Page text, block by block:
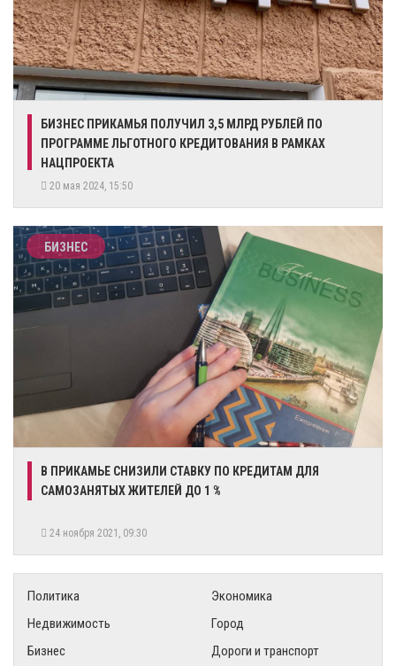
БИЗНЕС ПРИКАМЬЯ ПОЛУЧИЛ 3,5 МЛРД РУБЛЕЙ ПО
ПРОГРАММЕ ЛЬГОТНОГО КРЕДИТОВАНИЯ В РАМКАХ
НАЦПРОЕКТА
20 мая 2024, 15:50
БИЗНЕС
В ПРИКАМЬЕ СНИЗИЛИ СТАВКУ ПО КРЕДИТАМ ДЛЯ
САМОЗАНЯТЫХ ЖИТЕЛЕЙ ДО 1 %
24 ноября 2021, 09:30
Политика
Экономика
Недвижимость
Город
Бизнес
Дороги и транспорт